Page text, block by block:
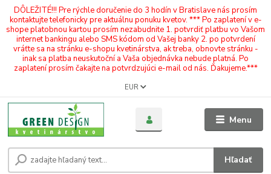
DÔLEŽITÉ!!! Pre rýchle doručenie do 3 hodín v Bratislave nás prosím
kontaktujte telefonicky pre aktuálnu ponuku kvetov. *** Po zaplatení v e-
shope platobnou kartou prosím nezabudnite 1. potvrdiť platbu vo Vašom
internet bankingu alebo SMS kódom od Vašej banky 2. po potvrdení
vráťte sa na stránku e-shopu kvetinárstva, ak treba, obnovte stránku -
inak sa platba neuskutoční a Vaša objednávka nebude platná. Po
zaplatení prosím čakajte na potvrdzujúci e-mail od nás. Ďakujeme.***
Menu
EUR
Hľadať